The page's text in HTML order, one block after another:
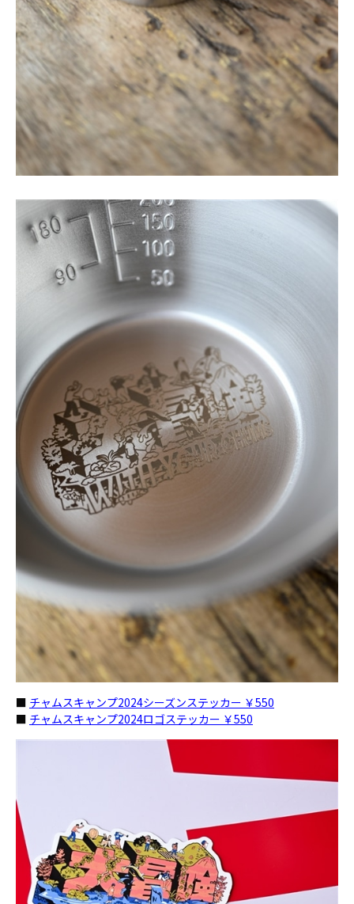
■ チャムスキャンプ2024シーズンステッカー ￥550
■ チャムスキャンプ2024ロゴステッカー ￥550